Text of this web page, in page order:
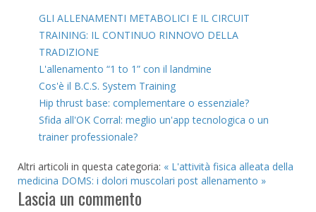
GLI ALLENAMENTI METABOLICI E IL CIRCUIT
TRAINING: IL CONTINUO RINNOVO DELLA
TRADIZIONE
L'allenamento “1 to 1” con il landmine
Cos'è il B.C.S. System Training
Hip thrust base: complementare o essenziale?
Sfida all'OK Corral: meglio un'app tecnologica o un
trainer professionale?
Altri articoli in questa categoria: « L'attività fisica alleata della
medicina DOMS: i dolori muscolari post allenamento »
Lascia un commento